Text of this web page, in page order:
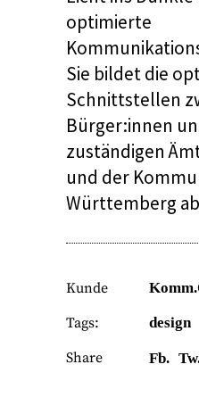
optimierte
Sie bildet die
Schnittstellen
Bürger:innen
zuständigen
und der
Württemberg
Kunde
Tags: design
Share Fb.